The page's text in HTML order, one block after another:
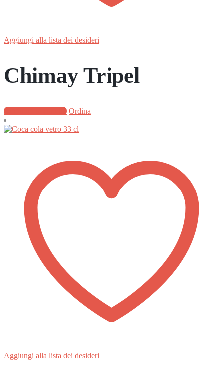
Aggiungi alla lista dei desideri
Chimay Tripel
Aggiungi al carrello Ordina
Aggiungi alla lista dei desideri